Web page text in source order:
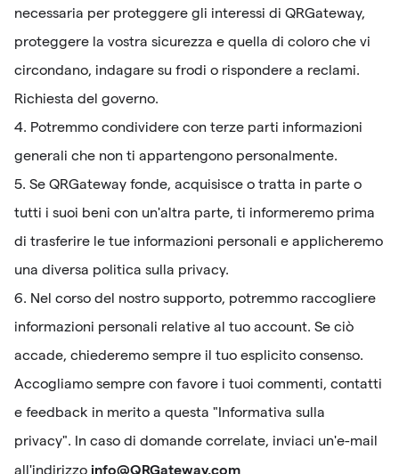
necessaria per proteggere gli interessi di QRGateway,
proteggere la vostra sicurezza e quella di coloro che vi
circondano, indagare su frodi o rispondere a reclami.
Richiesta del governo.
4. Potremmo condividere con terze parti informazioni
generali che non ti appartengono personalmente.
5. Se QRGateway fonde, acquisisce o tratta in parte o
tutti i suoi beni con un'altra parte, ti informeremo prima
di trasferire le tue informazioni personali e applicheremo
una diversa politica sulla privacy.
6. Nel corso del nostro supporto, potremmo raccogliere
informazioni personali relative al tuo account. Se ciò
accade, chiederemo sempre il tuo esplicito consenso.
Accogliamo sempre con favore i tuoi commenti, contatti
e feedback in merito a questa "Informativa sulla
privacy". In caso di domande correlate, inviaci un'e-mail
all'indirizzo info@QRGateway.com